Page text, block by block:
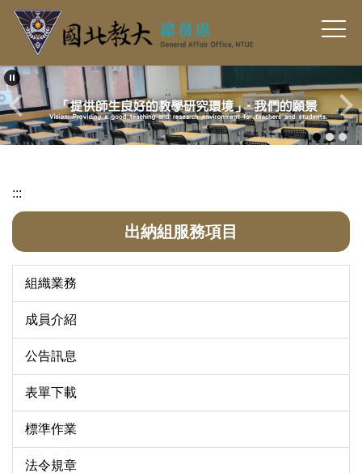
跳
要
內
容
區
:::
出納組服務項目
組織業務
成員介紹
公告訊息
表單下載
標準作業
法令規章